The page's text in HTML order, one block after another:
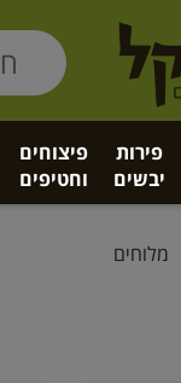
פירות
יבשים
פיצוחים
וחטיפים
מלוחים